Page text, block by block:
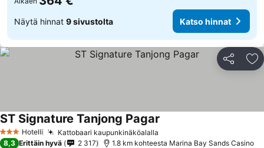
Näytä hinnat 9 sivustolta Katso hinnat
Jaa
3 Tähtiluokitus
Hotelli Kattobaari kaupunkinäköalalla
ST Signature Tanjong Pagar
8,3 Erittäin hyvä 2 317 1.8 km kohteesta Marina Bay Sands Casino